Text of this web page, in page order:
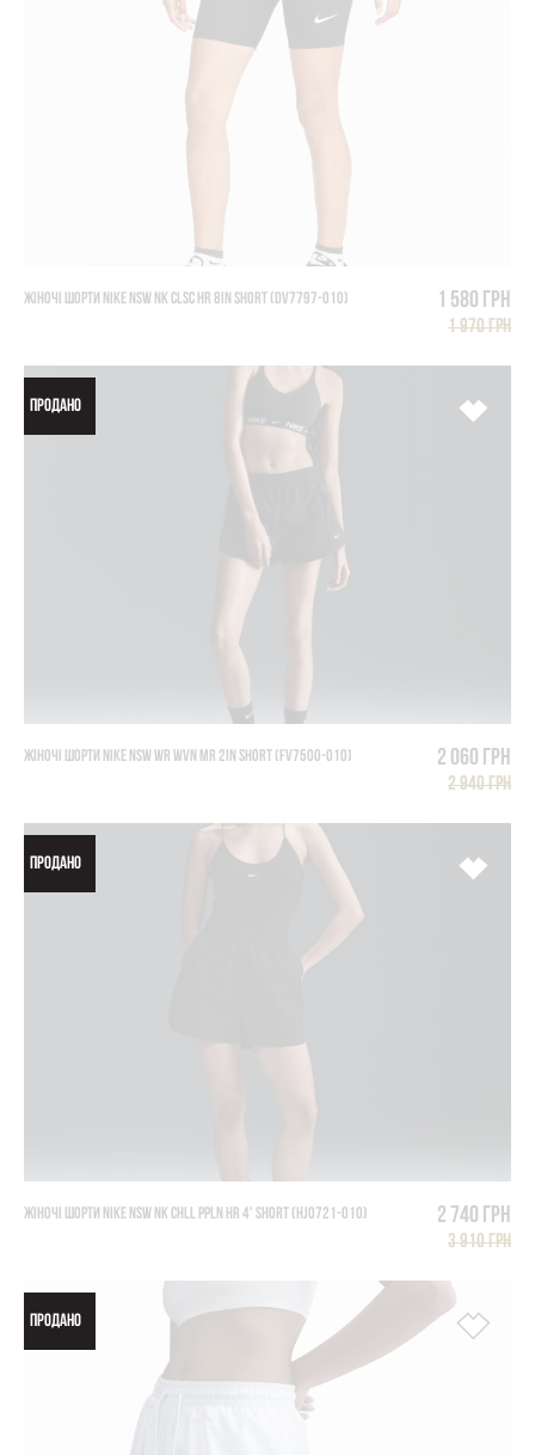
ЖІНОЧІ ШОРТИ NIKE NSW NK CLSC HR 8IN SHORT (DV7797-010) 1 580 грн
1 970 грн
ПРОДАНО
ЖІНОЧІ ШОРТИ NIKE NSW WR WVN MR 2IN SHORT (FV7500-010) 2 060 грн
2 940 грн
ПРОДАНО
ЖІНОЧІ ШОРТИ NIKE NSW NK CHLL PPLN HR 4' SHORT (HJ0721-010) 2 740 грн
3 910 грн
ПРОДАНО